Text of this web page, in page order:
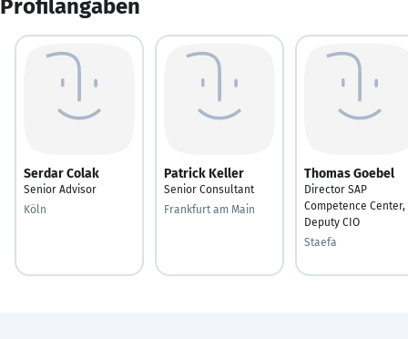
Profilangaben
Serdar Colak
Senior Advisor
Köln
Patrick Keller
Senior Consultant
Frankfurt am Main
Thomas Goebel
Director SAP
Competence Center,
Deputy CIO
Staefa